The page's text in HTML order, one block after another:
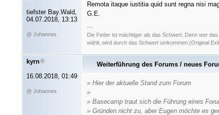
tiefster Bay.Wald,
04.07.2018, 13:13
@ Johannes
Remota itaque iustitia quid sunt regna nisi
G.E.
---
Die Feder ist mächtiger als das Schwert. Denn wer
wählt, wird durch das Schwert umkommen.(Original
kyrn
16.08.2018, 01:49
@ Johannes
Weiterführung des Forums / neues
» Hier der aktuelle Stand zum Forum
»
» Basecamp traut sich die Führung eines
» Gründen nicht zu, aber Eugen möchte es